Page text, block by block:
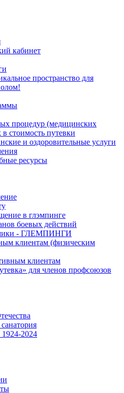
кабинет
пространство для
процедур (медицинских
стоимость путевки
и оздоровительные услуги
ресурсы
в глэмпинге
боевых действий
- ГЛЕМПИНГИ
клиентам (физическим
клиентам
для членов профсоюзов
1924-2024